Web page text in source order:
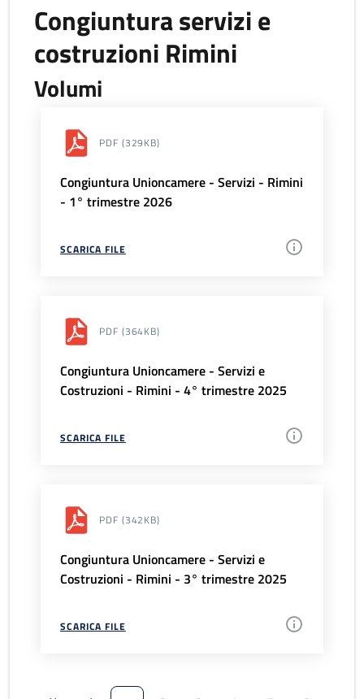
Congiuntura servizi e
costruzioni Rimini
Volumi
PDF (329KB)
Congiuntura Unioncamere - Servizi - Rimini
- 1° trimestre 2026
SCARICA FILE
PDF (364KB)
Congiuntura Unioncamere - Servizi e
Costruzioni - Rimini - 4° trimestre 2025
SCARICA FILE
PDF (342KB)
Congiuntura Unioncamere - Servizi e
Costruzioni - Rimini - 3° trimestre 2025
SCARICA FILE